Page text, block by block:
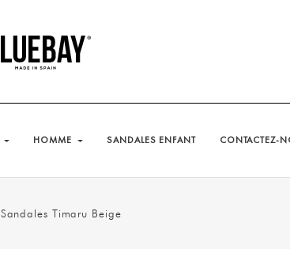
HOMME SANDALES ENFANT CONTACTEZ-
Sandales Timaru Beige